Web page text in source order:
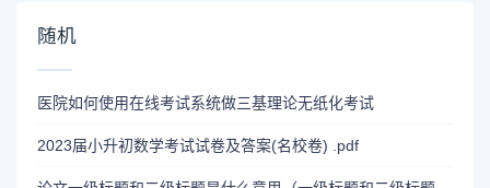
随机
医院如何使用在线考试系统做三基理论无纸化考试
2023届小升初数学考试试卷及答案(名校卷) .pdf